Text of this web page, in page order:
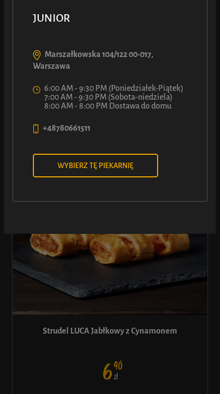
690
Zł
Strudel LUCA Jabłkowy z Cynamonem
690
Zł
JUNIOR
Marszałkowska 104/122 00-017,
Warszawa
6:00 AM - 9:30 PM (Poniedziałek-Piątek)
7:00 AM - 9:30 PM (Sobota-niedziela)
8:00 AM - 8:00 PM Dostawa do domu
+48780661511
WYBIERZ TĘ PIEKARNIĘ